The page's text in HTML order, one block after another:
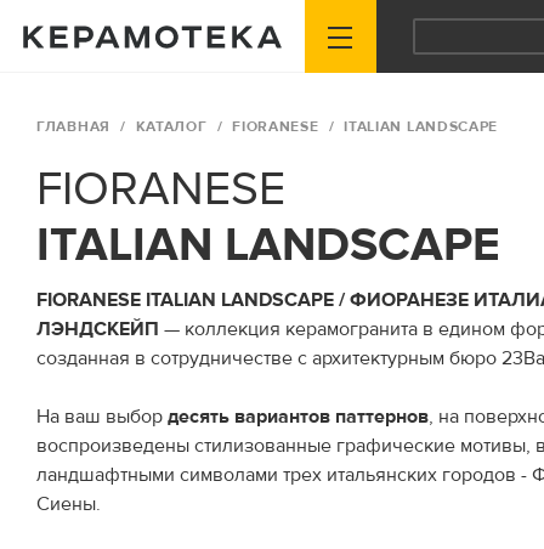
ГЛАВНАЯ КАТАЛОГ FIORANESE ITALIAN LANDSCAPE
FIORANESE
ITALIAN LANDSCAPE
FIORANESE ITALIAN LANDSCAPE / ФИОРАНЕЗЕ
ЛЭНДСКЕЙП — коллекция керамогранита в едином
созданная в сотрудничестве с архитектурным бюро
На ваш выбор десять вариантов паттернов, на
воспроизведены стилизованные графические мотивы,
ландшафтными символами трех итальянских городов -
Сиены.